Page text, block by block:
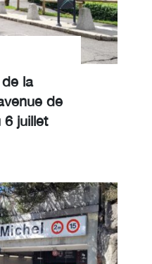
la
de
6 juillet